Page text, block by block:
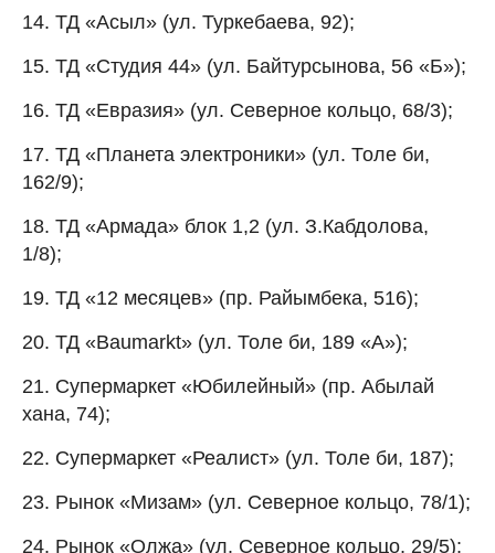
14. ТД «Асыл» (ул. Туркебаева, 92);
15. ТД «Студия 44» (ул. Байтурсынова, 56 «Б»);
16. ТД «Евразия» (ул. Северное кольцо, 68/3);
17. ТД «Планета электроники» (ул. Толе би,
162/9);
18. ТД «Армада» блок 1,2 (ул. З.Кабдолова,
1/8);
19. ТД «12 месяцев» (пр. Райымбека, 516);
20. ТД «Baumarkt» (ул. Толе би, 189 «А»);
21. Супермаркет «Юбилейный» (пр. Абылай
хана, 74);
22. Супермаркет «Реалист» (ул. Толе би, 187);
23. Рынок «Мизам» (ул. Северное кольцо, 78/1);
24. Рынок «Олжа» (ул. Северное кольцо, 29/5);